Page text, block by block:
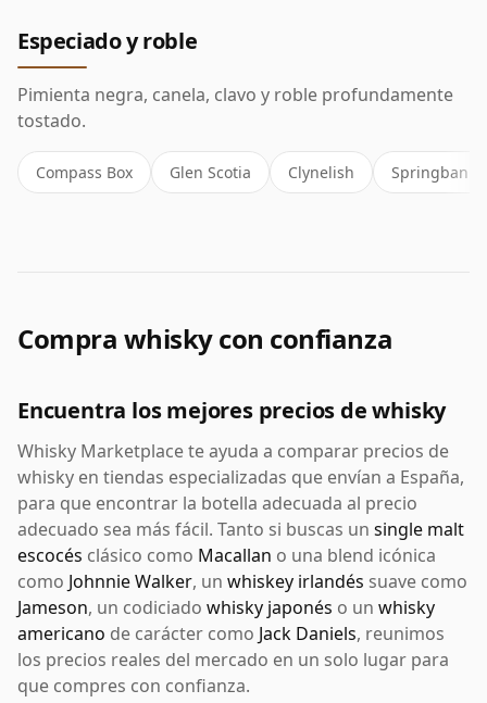
Especiado y roble
Pimienta negra, canela, clavo y roble profundamente
tostado.
Compass Box Glen Scotia Clynelish Springbank
Compra whisky con confianza
Encuentra los mejores precios de whisky
Whisky Marketplace te ayuda a comparar precios de
whisky en tiendas especializadas que envían a España,
para que encontrar la botella adecuada al precio
adecuado sea más fácil. Tanto si buscas un single malt
escocés clásico como Macallan o una blend icónica
como Johnnie Walker, un whiskey irlandés suave como
Jameson, un codiciado whisky japonés o un whisky
americano de carácter como Jack Daniels, reunimos
los precios reales del mercado en un solo lugar para
que compres con confianza.